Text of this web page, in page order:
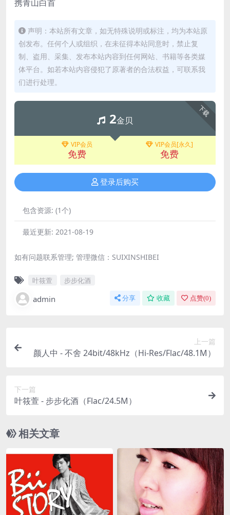
携青山白首
声明：本站所有文章，如无特殊说明或标注，均为本站原
创发布。任何个人或组织，在未征得本站同意时，禁止复
制、盗用、采集、发布本站内容到任何网站、书籍等各类媒
体平台。如若本站内容侵犯了原著者的合法权益，可联系我
们进行处理。
下载
2金贝
VIP会员
免费
VIP会员[永久]
免费
登录后购买
包含资源: (1个)
最近更新: 2021-08-19
如有问题联系管理; 管理微信：SUIXINSHIBEI
叶筱萱 步步化酒
admin 分享 收藏 点赞(0)
上一篇
颜人中 - 不舍 24bit/48kHz（Hi-Res/Flac/48.1M）
下一篇
叶筱萱 - 步步化酒（Flac/24.5M）
相关文章